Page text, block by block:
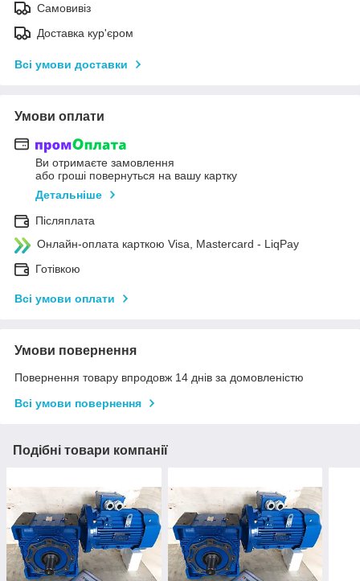
Самовивіз
Доставка кур'єром
Всі умови доставки
Умови оплати
Ви отримаєте замовлення
або гроші повернуться на вашу картку
Детальніше
Післяплата
Онлайн-оплата карткою Visa, Mastercard - LiqPay
Готівкою
Всі умови оплати
Умови повернення
Повернення товару впродовж 14 днів за домовленістю
Всі умови повернення
Подібні товари компанії